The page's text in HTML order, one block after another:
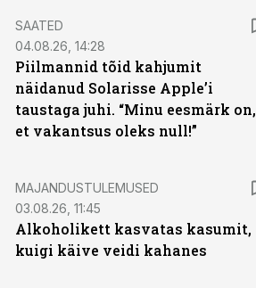
SAATED
04.08.26, 14:28
Piilmannid tõid kahjumit
näidanud Solarisse Apple’i
taustaga juhi. “Minu eesmärk on,
et vakantsus oleks null!”
MAJANDUSTULEMUSED
03.08.26, 11:45
Alkoholikett kasvatas kasumit,
kuigi käive veidi kahanes